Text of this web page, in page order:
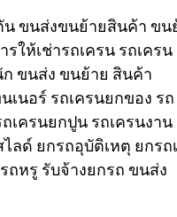
น ขนส่งขนย้ายสินค้า ขน
รให้เช่ารถเครน รถเครน
ขนส่ง ขนย้าย สินค้า
เนอร์ รถเครนยกของ รถ
เครนยกปูน รถเครนงาน
ลด์ ยกรถอุบัติเหตุ ยกรถ
หรู รับจ้างยกรถ ขนส่ง